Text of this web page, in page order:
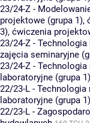
23/24-Z -
projektowe (grupa 1),
3), ćwiczenia
23/24-Z - Technologia
zajęcia seminaryjne
23/24-Z -
laboratoryjne (grupa 1)
22/23-L -
laboratoryjne (grupa 1)
22/23-L -